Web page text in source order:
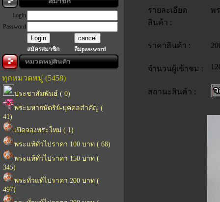
Login
Password
สมัครสมาชิก ลืมpassword
ทุกหมวดหมู่ (5458)
ประชาสัมพันธ์ ( 0)
พระมหากษัตริย์-บุคคลสำคัญ (
41)
เปิดจองพระใหม่ ( 1)
พระแท้ทั่วไปราคา 100 บาท ( 68)
พระแท้ทั่วไปราคา 150 บาท (
345)
พระทั่วแท้ไปราคา 200 บาท (
497)
รายละเอียด
สินค้า :
พ
ราคาสินค้า :
จำนวนผู้เข้าชม :
สถานะสินค้า :